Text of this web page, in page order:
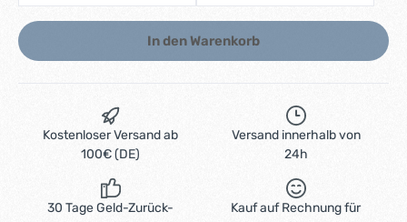
In den Warenkorb
Kostenloser Versand ab
100€ (DE)
Versand innerhalb von
24h
30 Tage Geld-Zurück-
Kauf auf Rechnung für